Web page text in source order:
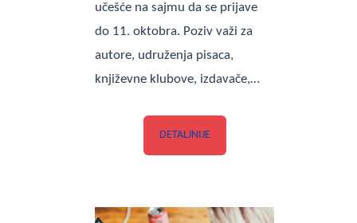
učešće na sajmu da se prijave
do 11. oktobra. Poziv važi za
autore, udruženja pisaca,
književne klubove, izdavače,…
DETALJNIJE